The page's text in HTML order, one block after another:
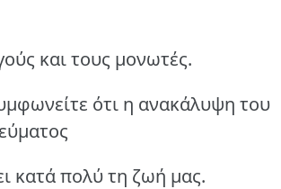
και τους μονωτές.
ότι η ανακάλυψη του
κατά πολύ τη ζωή μας.